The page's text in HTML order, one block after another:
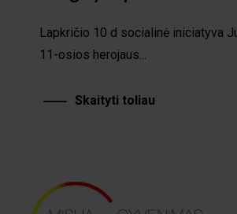
Lapkričio 10 d socialinė iniciatyva
11-osios herojaus...
Skaityti toliau